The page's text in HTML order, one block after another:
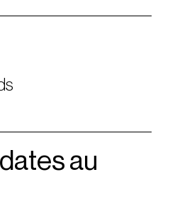
au